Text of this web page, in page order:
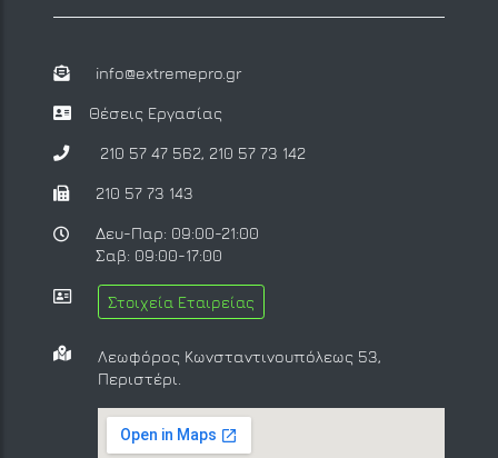
info@extremepro.gr
Θέσεις Εργασίας
210 57 47 562, 210 57 73 142
210 57 73 143
Δευ-Παρ: 09:00-21:00
Σαβ: 09:00-17:00
Στοιχεία Εταιρείας
Λεωφόρος Κωνσταντινουπόλεως 53,
Περιστέρι.